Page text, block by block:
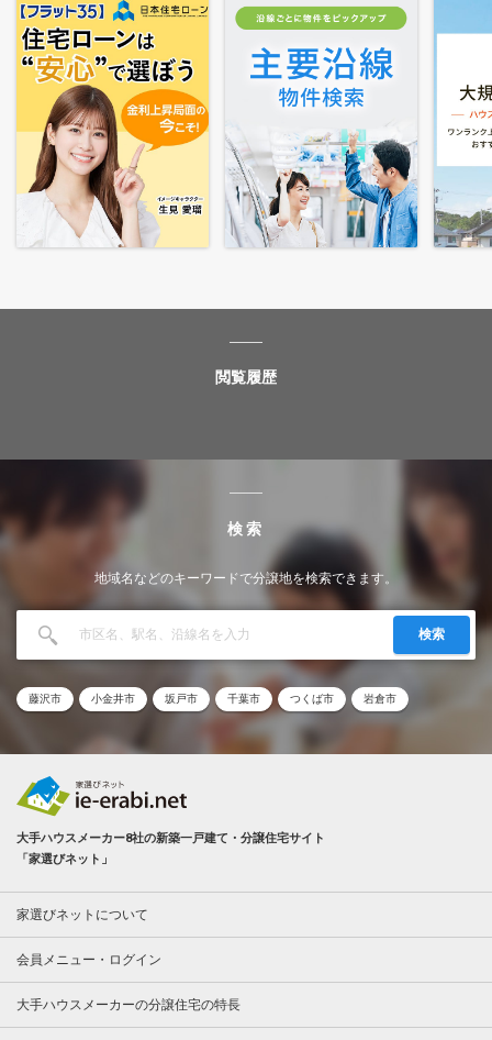
閲覧履歴
検索
地域名などのキーワードで分譲地を検索できます。
検索
藤沢市 小金井市 坂戸市 千葉市 つくば市 岩倉市
大手ハウスメーカー8社の新築一戸建て・分譲住宅サイト
「家選びネット」
家選びネットについて
会員メニュー・ログイン
大手ハウスメーカーの分譲住宅の特長